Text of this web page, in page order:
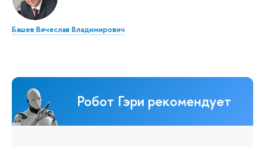
Башев Вячеслав Владимирович
Робот Гэри рекомендует